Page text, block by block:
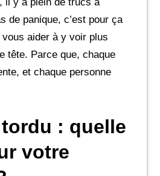
de panique, c’est pour ça
vous aider à y voir plus
tête. Parce que, chaque
et chaque personne
: quelle
votre